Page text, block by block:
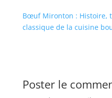
Bœuf Mironton : Histoire,
classique de la cuisine
Poster le